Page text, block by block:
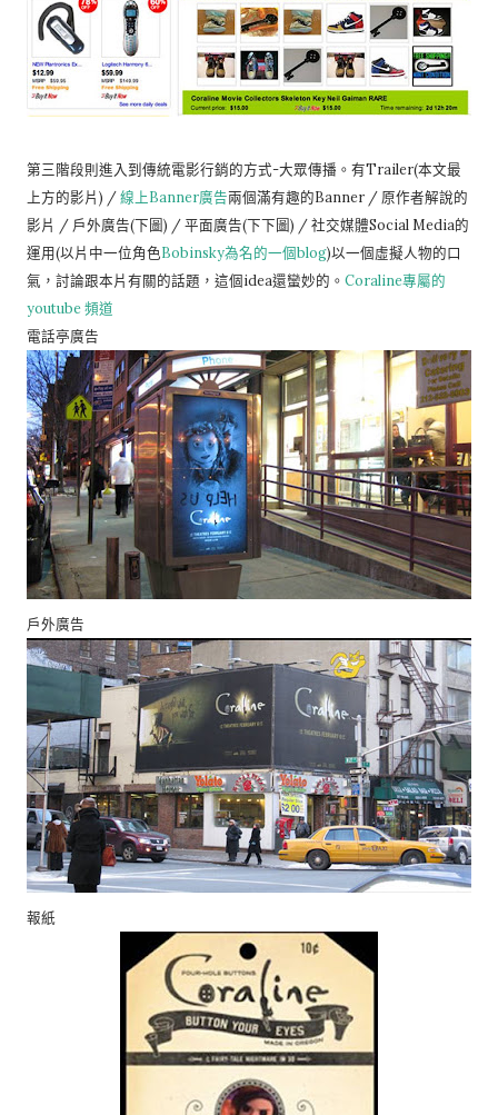
第三階段則進入到傳統電影行銷的方式-大眾傳播。有Trailer(本文最
上方的影片) /線上Banner廣告兩個滿有趣的Banner / 原作者解說的
影片 / 戶外廣告(下圖) / 平面廣告(下下圖) / 社交媒體Social Media的
運用(以片中一位角色Bobinsky為名的一個blog)以一個虛擬人物的口
氣，討論跟本片有關的話題，這個idea還蠻妙的。 Coraline專屬的
youtube 頻道
電話亭廣告
戶外廣告
報紙